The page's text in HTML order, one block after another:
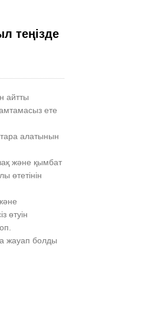
теңізде
айтты
ете
алатынын
және қымбат
өтетінін
өтуін
жауап болды